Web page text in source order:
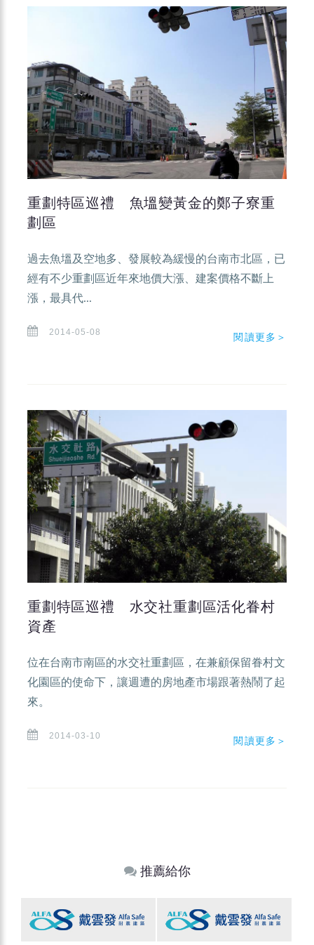
重劃特區巡禮 魚塭變黃金的鄭子寮重
劃區
過去魚塭及空地多、發展較為緩慢的台南市北區，已
經有不少重劃區近年來地價大漲、建案價格不斷上
漲，最具代...
2014-05-08 閱讀更多＞
重劃特區巡禮 水交社重劃區活化眷村
資產
位在台南市南區的水交社重劃區，在兼顧保留眷村文
化園區的使命下，讓週遭的房地產市場跟著熱鬧了起
來。
2014-03-10 閱讀更多＞
推薦給你